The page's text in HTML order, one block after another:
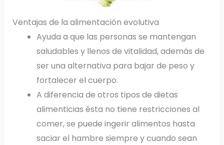
Ventajas de la alimentación evolutiva
Ayuda a que las personas se mantengan
saludables y llenos de vitalidad, además de
ser una alternativa para bajar de peso y
fortalecer el cuerpo.
A diferencia de otros tipos de dietas
alimenticias ésta no tiene restricciones al
comer, se puede ingerir alimentos hasta
saciar el hambre siempre y cuando sean